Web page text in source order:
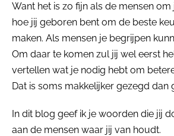
Want het is zo fijn als de mensen
hoe jij geboren bent om de beste
maken. Als mensen je begrijpen
Om daar te komen zul jij wel eerst
vertellen wat je nodig hebt om
Dat is soms makkelijker gezegd dan
In dit blog geef ik je woorden die jij
aan de mensen waar jij van houdt.